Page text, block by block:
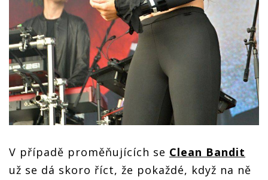
V případě proměňujících se Clean Bandit
už se dá skoro říct, že pokaždé, když na ně